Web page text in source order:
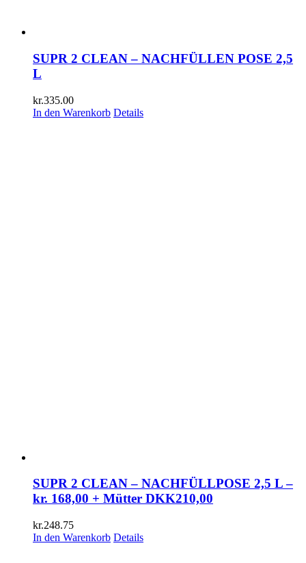
SUPR 2 CLEAN – NACHFÜLLEN POSE 2,5
L
kr.335.00
In den Warenkorb Details
SUPR 2 CLEAN – NACHFÜLLPOSE 2,5 L –
kr. 168,00 + Mütter DKK210,00
kr.248.75
In den Warenkorb Details